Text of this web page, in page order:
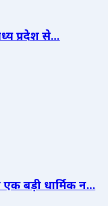
प्रदेश से...
बड़ी धार्मिक न...